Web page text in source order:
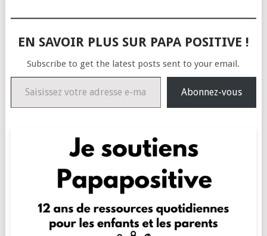
EN SAVOIR PLUS SUR PAPA POSITIVE !
Subscribe to get the latest posts sent to your email.
Saisissez votre adresse e-mail…
Abonnez-vous